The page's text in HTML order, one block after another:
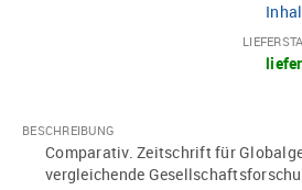
BESCHREIBUNG
Comparativ. Zeitschrift für
vergleichende